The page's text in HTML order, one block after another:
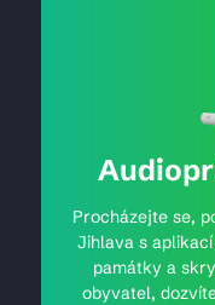
Procházejte se,
Jihlava s
památky a
obyvatel,